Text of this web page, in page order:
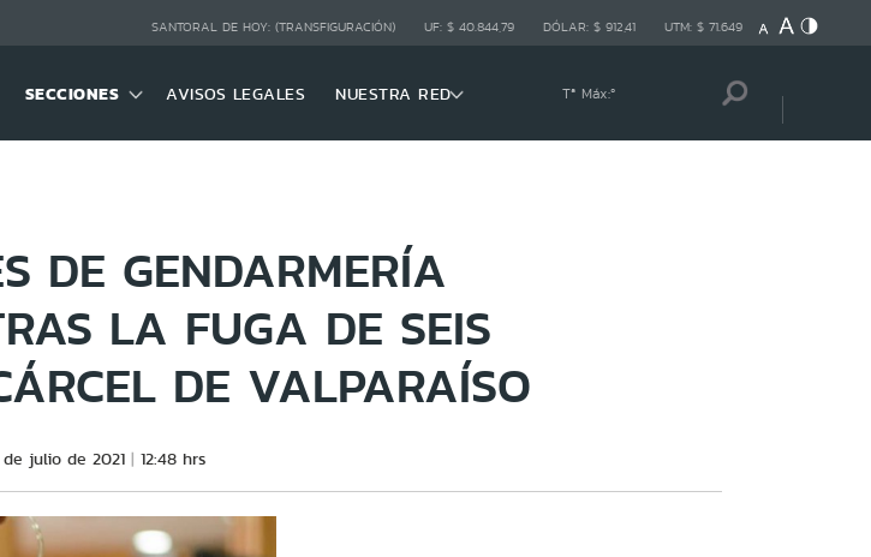
SANTORAL DE HOY: (TRANSFIGURACIÓN) UF: $ 40.844,79 DÓLAR: $ 912,41 UTM: $ 71.649
SECCIONES AVISOS LEGALES NUESTRA RED Tª Máx:º
DE GENDARMERÍA
LA FUGA DE SEIS
DE VALPARAÍSO
julio de 2021 12:48 hrs